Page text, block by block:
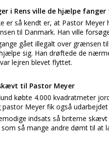
i Rens ville de hjælpe
er så kendt er, at Pastor
til Danmark. Han ville
gået illegalt over grænsen
sig. Han drøftede de
lejren blevet flyttet.
til Pastor Meyer
købte 4.000 kvadratmeter
pastor Meyer fik også
indsats så briterne
som så mange andre dømt til